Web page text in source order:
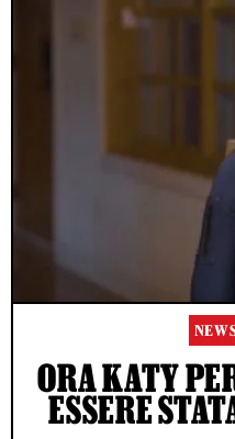
ORA KATY
ESSERE